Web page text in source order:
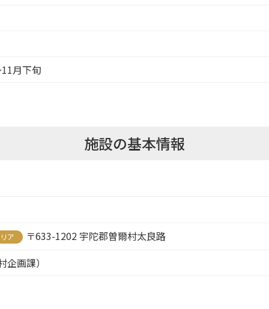
月下旬
施設の基本情報
ア
〒633-1202 宇陀郡曽爾村太良路
画課）